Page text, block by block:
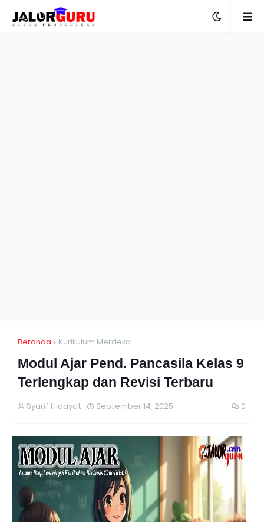
Beranda Kurikulum Merdeka
Modul Ajar Pend. Pancasila Kelas 9
Terlengkap dan Revisi Terbaru
Syarif Hidayat September 14, 2025 0